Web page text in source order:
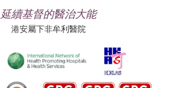
延續基督的醫治大能
港安屬下非牟利醫院